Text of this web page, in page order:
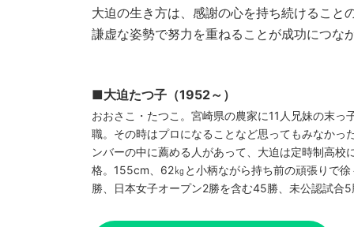
大迫の生き方は、感謝の心を持ち続けること
謙虚な姿勢で努力を重ねることが成功につな
■大迫たつ子（1952～）
おおさこ・たつこ。宮崎県の農家に11人兄妹の末
職。その時はプロになることなど思ってもみなかっ
ンバーの中に薦める人があって、大迫は定時制高
格。155cm、62㎏と小柄ながら持ち前の頑張りで
勝、日本女子オープン2勝を含む45勝、未公認試合